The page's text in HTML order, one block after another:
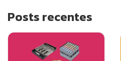
Posts recentes